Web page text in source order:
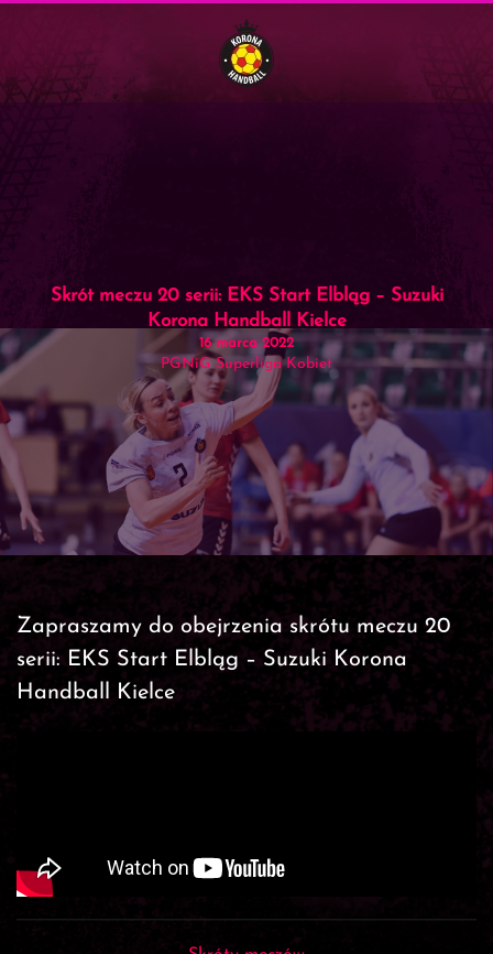
Skip to main content
Skrót meczu 20 serii: EKS Start Elbląg – Suzuki
Korona Handball Kielce
16 marca 2022
PGNiG Superliga Kobiet
Zapraszamy do obejrzenia skrótu meczu 20
serii: EKS Start Elbląg – Suzuki Korona
Handball Kielce